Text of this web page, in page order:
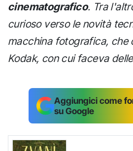
cinematografico. Tra
curioso verso le novità
macchina fotografica, che
Kodak, con cui faceva
Aggiungici come
su Google